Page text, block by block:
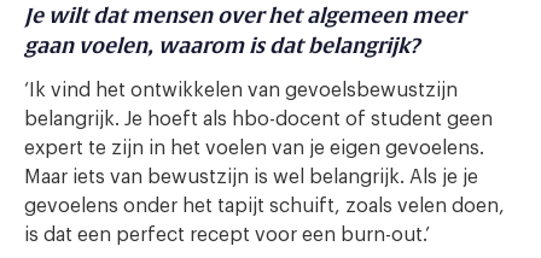
Je wilt dat mensen over het algemeen meer
gaan voelen, waarom is dat belangrijk?
‘Ik vind het ontwikkelen van gevoelsbewustzijn
belangrijk. Je hoeft als hbo-docent of student geen
expert te zijn in het voelen van je eigen gevoelens.
Maar iets van bewustzijn is wel belangrijk. Als je je
gevoelens onder het tapijt schuift, zoals velen doen,
is dat een perfect recept voor een burn-out.’